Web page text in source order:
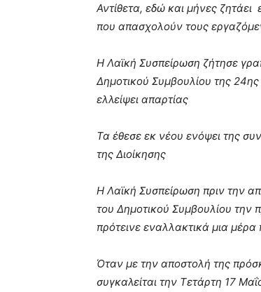
Αντίθετα, εδώ και μήνες
που απασχολούν τους
Η Λαϊκή Συσπείρωση ζήτησε
Δημοτικού Συμβουλίου της
ελλείψει απαρτίας
Τα έθεσε εκ νέου ενόψει της
της Διοίκησης
Η Λαϊκή Συσπείρωση πριν την
του Δημοτικού Συμβουλίου την
πρότεινε εναλλακτικά μια
Όταν με την αποστολή της
συγκαλείται την Τετάρτη 17